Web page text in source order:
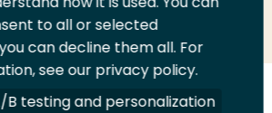
Email
deze
pagina
Print
deze
pagina
to all or selected
can decline them all. For
see our privacy policy.
B testing and personalization